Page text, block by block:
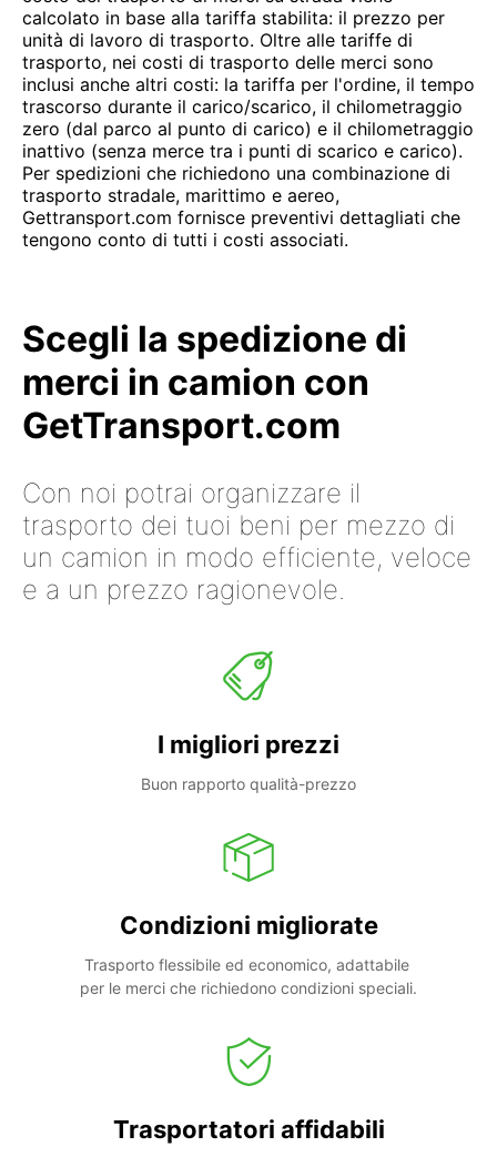
calcolato in base alla tariffa stabilita: il prezzo per
unità di lavoro di trasporto. Oltre alle tariffe di
trasporto, nei costi di trasporto delle merci sono
inclusi anche altri costi: la tariffa per l'ordine, il tempo
trascorso durante il carico/scarico, il chilometraggio
zero (dal parco al punto di carico) e il chilometraggio
inattivo (senza merce tra i punti di scarico e carico).
Per spedizioni che richiedono una combinazione di
trasporto stradale, marittimo e aereo,
Gettransport.com fornisce preventivi dettagliati che
tengono conto di tutti i costi associati.
Scegli la spedizione di
merci in camion con
GetTransport.com
Con noi potrai organizzare il
trasporto dei tuoi beni per mezzo di
un camion in modo efficiente, veloce
e a un prezzo ragionevole.
I migliori prezzi
Buon rapporto qualità-prezzo
Condizioni migliorate
Trasporto flessibile ed economico, adattabile
per le merci che richiedono condizioni speciali.
Trasportatori affidabili